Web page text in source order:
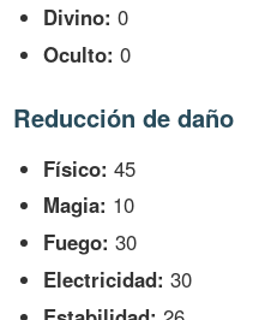
Divino: 0
Oculto: 0
Reducción de daño
Físico: 45
Magia: 10
Fuego: 30
Electricidad: 30